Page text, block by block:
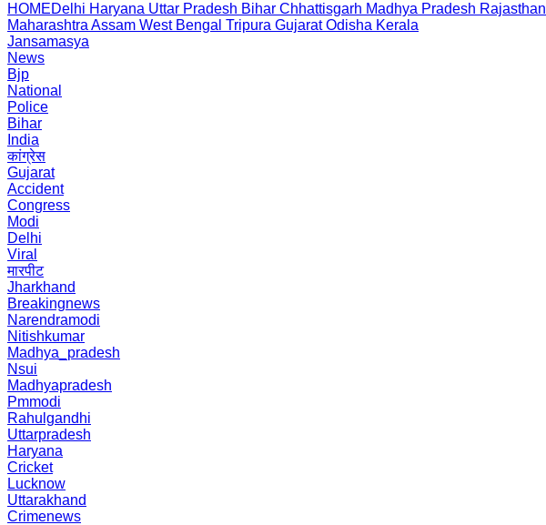
HOMEDelhi Haryana Uttar Pradesh Bihar Chhattisgarh Madhya Pradesh Rajasthan
Maharashtra Assam West Bengal Tripura Gujarat Odisha Kerala
Jansamasya
News
Bjp
National
Police
Bihar
India
कांग्रेस
Gujarat
Accident
Congress
Modi
Delhi
Viral
मारपीट
Jharkhand
Breakingnews
Narendramodi
Nitishkumar
Madhya_pradesh
Nsui
Madhyapradesh
Pmmodi
Rahulgandhi
Uttarpradesh
Haryana
Cricket
Lucknow
Uttarakhand
Crimenews